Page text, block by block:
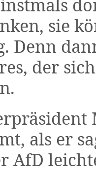
sie
Denn
der
als er
AfD